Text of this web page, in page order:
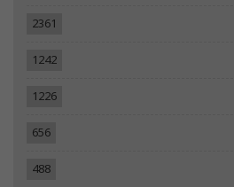
2361
1242
1226
656
488